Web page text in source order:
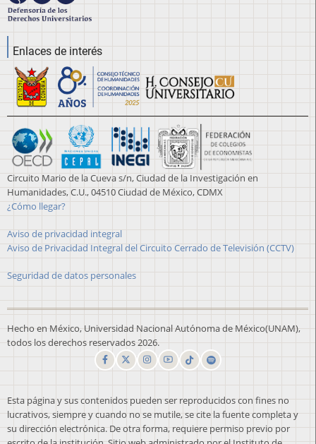
Enlaces de interés
Circuito Mario de la Cueva s/n, Ciudad de la Investigación en
Humanidades, C.U., 04510 Ciudad de México, CDMX
¿Cómo llegar?
Aviso de privacidad integral
Aviso de Privacidad Integral del Circuito Cerrado de Televisión (CCTV)
Seguridad de datos personales
Hecho en México, Universidad Nacional Autónoma de México(UNAM),
todos los derechos reservados 2026.
Esta página y sus contenidos pueden ser reproducidos con fines no
lucrativos, siempre y cuando no se mutile, se cite la fuente completa y
su dirección electrónica. De otra forma, requiere permiso previo por